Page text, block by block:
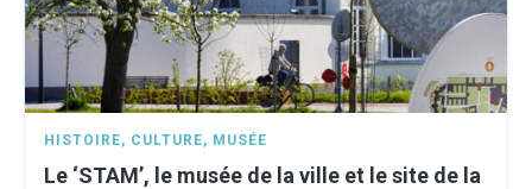
HISTOIRE, CULTURE, MUSÉE
Le ‘STAM’, le musée de la ville et le site de la